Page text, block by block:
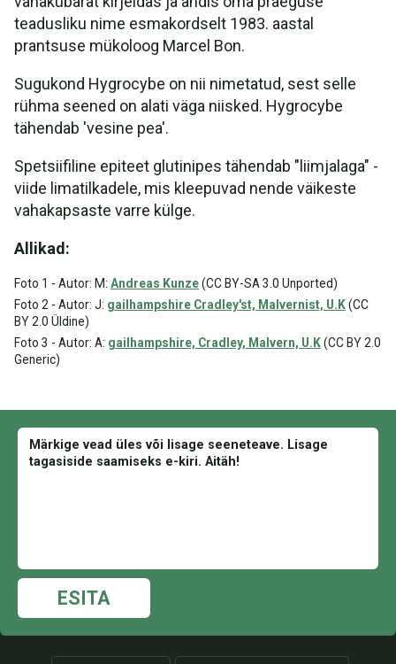
teadusliku nime esmakordselt 1983. aastal
prantsuse mükoloog Marcel Bon.
Sugukond Hygrocybe on nii nimetatud, sest selle
rühma seened on alati väga niisked. Hygrocybe
tähendab 'vesine pea'.
Spetsiifiline epiteet glutinipes tähendab "liimjalaga" -
viide limatilkadele, mis kleepuvad nende väikeste
vahakapsaste varre külge.
Allikad:
Foto 1 - Autor: M: Andreas Kunze(CC BY-SA 3.0 Unported)
Foto 2 - Autor: J: gailhampshire Cradley'st, Malvernist, U.K(CC
BY 2.0 Üldine)
Foto 3 - Autor: A: gailhampshire, Cradley, Malvern, U.K(CC BY 2.0
Generic)
ESITA